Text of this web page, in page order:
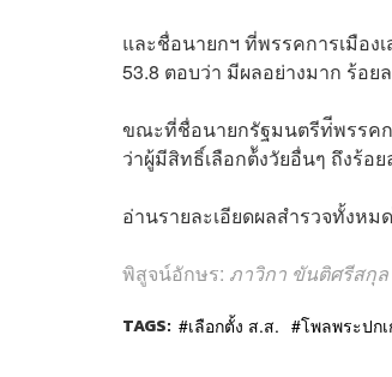
และชื่อนายกฯ ที่พรรคการเมือง
53.8 ตอบว่า มีผลอย่างมาก ร้อย
ขณะที่ชื่อนายกรัฐมนตรีท่ีพรรคก
ว่าผู้มีสิทธิ์เลือกต้ังวัยอื่นๆ ถึงร้อย
อ่านรายละเอียดผลสำรวจทั้งหม
พิสูจน์อักษร: ภาวิกา ขันติศรีสกุล
TAGS: เลือกตั้ง ส.ส. โพลพระปก